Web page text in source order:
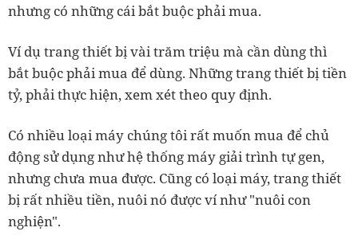
nhưng có những cái bắt buộc phải mua.
Ví dụ trang thiết bị vài trăm triệu mà cần dùng thì
bắt buộc phải mua để dùng. Những trang thiết bị tiền
tỷ, phải thực hiện, xem xét theo quy định.
Có nhiều loại máy chúng tôi rất muốn mua để chủ
động sử dụng như hệ thống máy giải trình tự gen,
nhưng chưa mua được. Cũng có loại máy, trang thiết
bị rất nhiều tiền, nuôi nó được ví như "nuôi con
nghiện".